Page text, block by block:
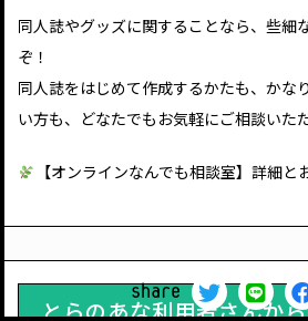
同人誌やグッズに関することなら、些細
ぞ！
同人誌をはじめて作成するかたも、かな
い方も、どなたでもお気軽にご相談いた
【オンラインなんでも相談室】詳細と
とらのあな利用者さんか
share